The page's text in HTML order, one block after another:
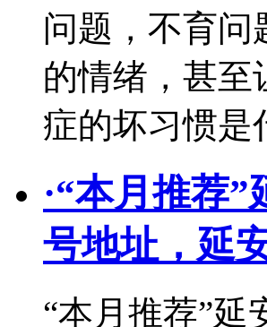
问题，不育问
的情绪，甚至
症的坏习惯
·“本月推荐”
号地址，延
“本月推荐”延